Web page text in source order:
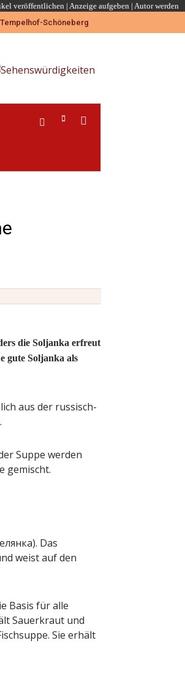
veröffentlichen | Anzeige aufgeben | Autor werden
die Soljanka erfreut
gute Soljanka als
aus der russisch-
Suppe werden
gemischt.
Das
weist auf den
Basis für alle
Sauerkraut und
Sie erhält
Sommermärchen